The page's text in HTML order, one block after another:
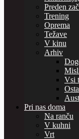
Preden
Trening
Oprema
Težave
V kinu
Arhiv
Vsi
Pri nas doma
Na ranču
V kuhni
Vrt